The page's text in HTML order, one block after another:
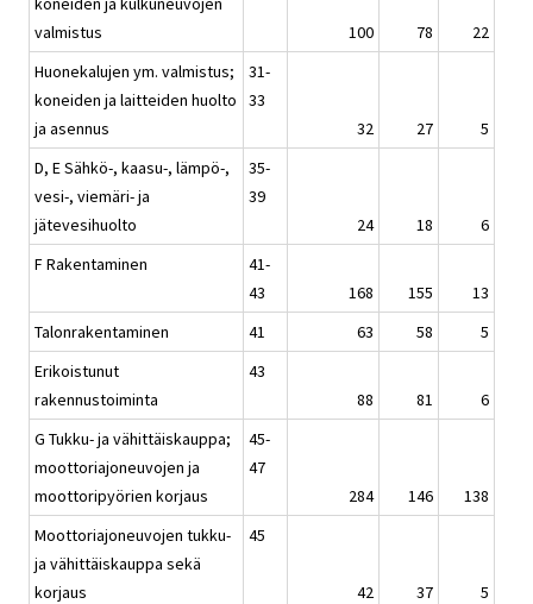
valmistus
100 78
22
Huonekalujen ym. valmistus;
koneiden ja laitteiden huolto
ja asennus
31-
33
32
27
5
D, E Sähkö-, kaasu-, lämpö-,
vesi-, viemäri- ja
jätevesihuolto
35-
39
24
18
6
F Rakentaminen
41-
43
168 155
13
Talonrakentaminen
41 63 58
5
Erikoistunut
rakennustoiminta
43
88
81
6
G Tukku- ja vähittäiskauppa;
moottoriajoneuvojen ja
moottoripyörien korjaus
45-
47
284
146
138
Moottoriajoneuvojen tukku-
ja vähittäiskauppa sekä
korjaus
45
42 37
5